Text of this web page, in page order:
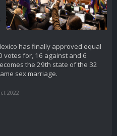
has finally approved equal
votes for, 16 against and 6
the 29th state of the 32
sex marriage.
2022